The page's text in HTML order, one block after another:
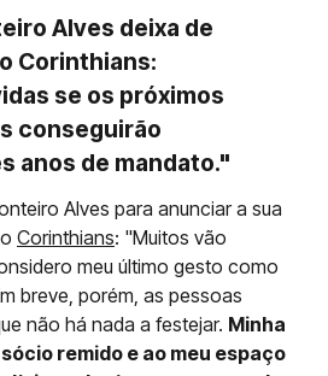
Alves deixa de
Corinthians:
se os próximos
conseguirão
anos de mandato."
Alves para anunciar a sua
Corinthians: "Muitos vão
meu último gesto como
breve, porém, as pessoas
não há nada a festejar. Minha
remido e ao meu espaço